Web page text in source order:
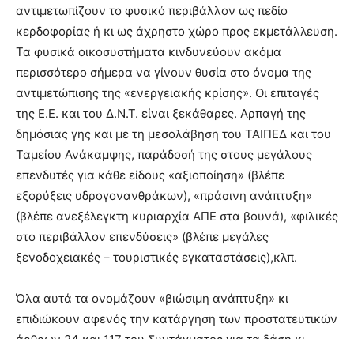
αντιμετωπίζουν το φυσικό περιβάλλον ως πεδίο
κερδοφορίας ή κι ως άχρηστο χώρο προς εκμετάλλευση.
Τα φυσικά οικοσυστήματα κινδυνεύουν ακόμα
περισσότερο σήμερα να γίνουν θυσία στο όνομα της
αντιμετώπισης της «ενεργειακής κρίσης». Οι επιταγές
της Ε.Ε. και του Δ.Ν.Τ. είναι ξεκάθαρες. Αρπαγή της
δημόσιας γης και με τη μεσολάβηση του ΤΑΙΠΕΔ και του
Ταμείου Ανάκαμψης, παράδοσή της στους μεγάλους
επενδυτές για κάθε είδους «αξιοποίηση» (βλέπε
εξορύξεις υδρογονανθράκων), «πράσινη ανάπτυξη»
(βλέπε ανεξέλεγκτη κυριαρχία ΑΠΕ στα βουνά), «φιλικές
στο περιβάλλον επενδύσεις» (βλέπε μεγάλες
ξενοδοχειακές – τουριστικές εγκαταστάσεις),κλπ.
Όλα αυτά τα ονομάζουν «βιώσιμη ανάπτυξη» κι
επιδιώκουν αφενός την κατάργηση των προστατευτικών